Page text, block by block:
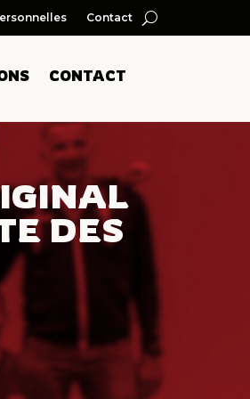
Contact
CONTACT
DES